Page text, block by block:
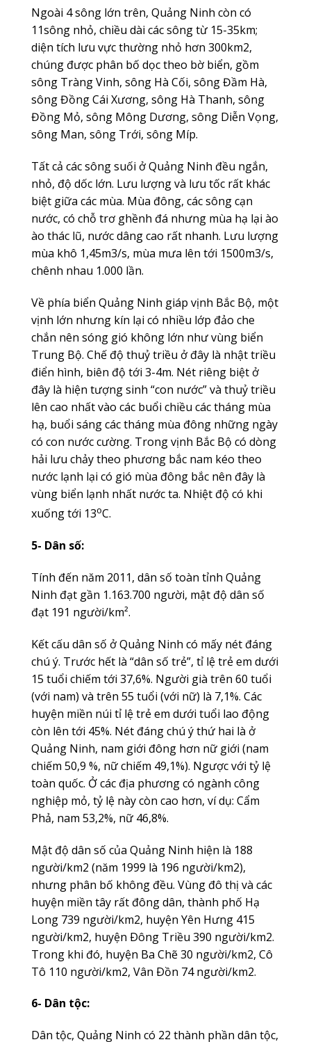
Ngoài 4 sông lớn trên, Quảng Ninh còn có
11sông nhỏ, chiều dài các sông từ 15-35km;
diện tích lưu vực thường nhỏ hơn 300km2,
chúng được phân bố dọc theo bờ biển, gồm
sông Tràng Vinh, sông Hà Cối, sông Đầm Hà,
sông Đồng Cái Xương, sông Hà Thanh, sông
Đồng Mỏ, sông Mông Dương, sông Diễn Vọng,
sông Man, sông Trới, sông Míp.
Tất cả các sông suối ở Quảng Ninh đều ngắn,
nhỏ, độ dốc lớn. Lưu lượng và lưu tốc rất khác
biệt giữa các mùa. Mùa đông, các sông cạn
nước, có chỗ trơ ghềnh đá nhưng mùa hạ lại ào
ào thác lũ, nước dâng cao rất nhanh. Lưu lượng
mùa khô 1,45m3/s, mùa mưa lên tới 1500m3/s,
chênh nhau 1.000 lần.
Về phía biển Quảng Ninh giáp vịnh Bắc Bộ, một
vịnh lớn nhưng kín lại có nhiều lớp đảo che
chắn nên sóng gió không lớn như vùng biển
Trung Bộ. Chế độ thuỷ triều ở đây là nhật triều
điển hình, biên độ tới 3-4m. Nét riêng biệt ở
đây là hiện tượng sinh “con nước” và thuỷ triều
lên cao nhất vào các buổi chiều các tháng mùa
hạ, buổi sáng các tháng mùa đông những ngày
có con nước cường. Trong vịnh Bắc Bộ có dòng
hải lưu chảy theo phương bắc nam kéo theo
nước lạnh lại có gió mùa đông bắc nên đây là
vùng biển lạnh nhất nước ta. Nhiệt độ có khi
xuống tới 13oC.
5- Dân số:
Tính đến năm 2011, dân số toàn tỉnh Quảng
Ninh đạt gần 1.163.700 người, mật độ dân số
đạt 191 người/km².
Kết cấu dân số ở Quảng Ninh có mấy nét đáng
chú ý. Trước hết là “dân số trẻ”, tỉ lệ trẻ em dưới
15 tuổi chiếm tới 37,6%. Người già trên 60 tuổi
(với nam) và trên 55 tuổi (với nữ) là 7,1%. Các
huyện miền núi tỉ lệ trẻ em dưới tuổi lao động
còn lên tới 45%. Nét đáng chú ý thứ hai là ở
Quảng Ninh, nam giới đông hơn nữ giới (nam
chiếm 50,9 %, nữ chiếm 49,1%). Ngược với tỷ lệ
toàn quốc. Ở các địa phương có ngành công
nghiệp mỏ, tỷ lệ này còn cao hơn, ví dụ: Cẩm
Phả, nam 53,2%, nữ 46,8%.
Mật độ dân số của Quảng Ninh hiện là 188
người/km2 (năm 1999 là 196 người/km2),
nhưng phân bố không đều. Vùng đô thị và các
huyện miền tây rất đông dân, thành phố Hạ
Long 739 người/km2, huyện Yên Hưng 415
người/km2, huyện Ðông Triều 390 người/km2.
Trong khi đó, huyện Ba Chẽ 30 người/km2, Cô
Tô 110 người/km2, Vân Ðồn 74 người/km2.
6- Dân tộc:
Dân tộc, Quảng Ninh có 22 thành phần dân tộc,